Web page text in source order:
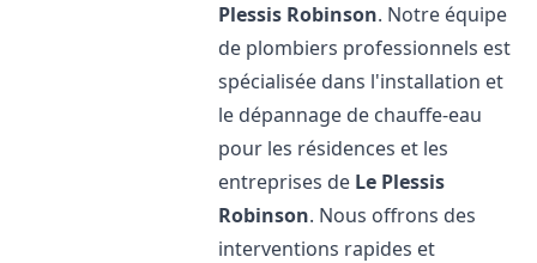
Plessis Robinson. Notre équipe
de plombiers professionnels est
spécialisée dans l'installation et
le dépannage de chauffe-eau
pour les résidences et les
entreprises de Le Plessis
Robinson. Nous offrons des
interventions rapides et